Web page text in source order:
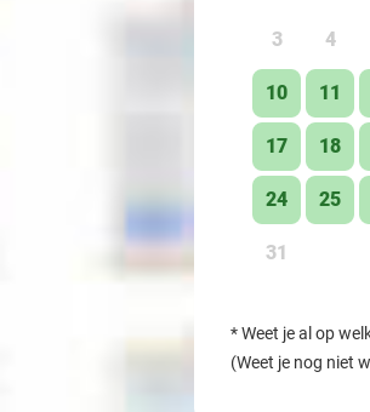
3 4
10 11
17 18
24 25
31
*Weet je al op
(Weet je nog niet